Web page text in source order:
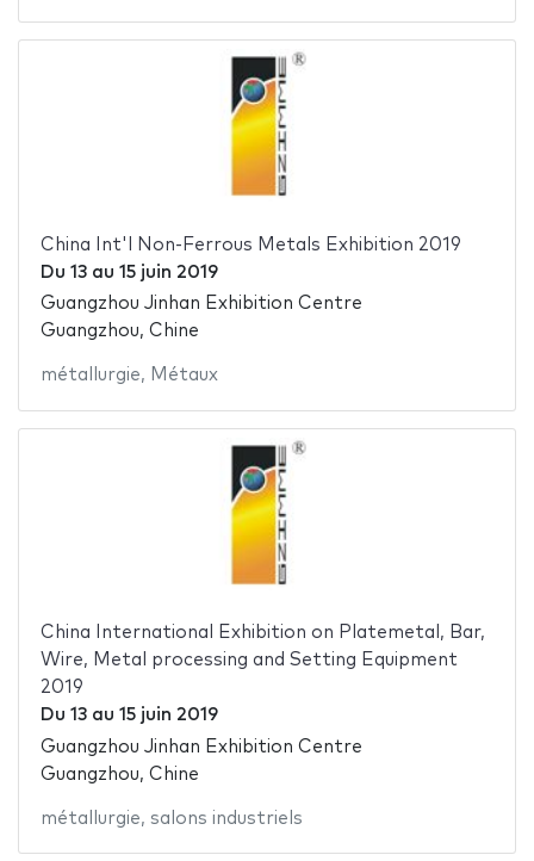
China Int'l Non-Ferrous Metals Exhibition 2019
Du 13au 15 juin 2019
Guangzhou Jinhan Exhibition Centre
Guangzhou, Chine
métallurgie, Métaux
China International Exhibition on Platemetal, Bar,
Wire, Metal processing and Setting Equipment
2019
Du 13au 15 juin 2019
Guangzhou Jinhan Exhibition Centre
Guangzhou, Chine
métallurgie, salons industriels